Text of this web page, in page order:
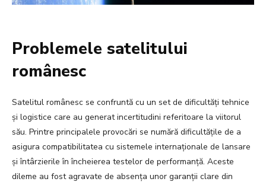
Problemele satelitului
românesc
Satelitul românesc se confruntă cu un set de dificultăți tehnice
și logistice care au generat incertitudini referitoare la viitorul
său. Printre principalele provocări se numără dificultățile de a
asigura compatibilitatea cu sistemele internaționale de lansare
și întârzierile în încheierea testelor de performanță. Aceste
dileme au fost agravate de absența unor garanții clare din